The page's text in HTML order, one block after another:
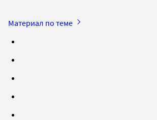
Материал по теме